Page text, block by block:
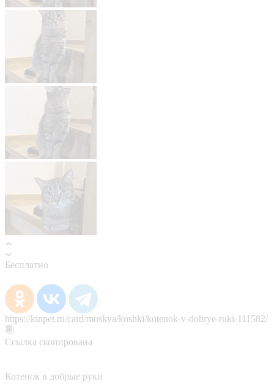
Бесплатно
https://kinpet.ru/card/moskva/koshki/kotenok-v-dobrye-ruki-111582/
Ссылка скопирована
Котенок в добрые руки